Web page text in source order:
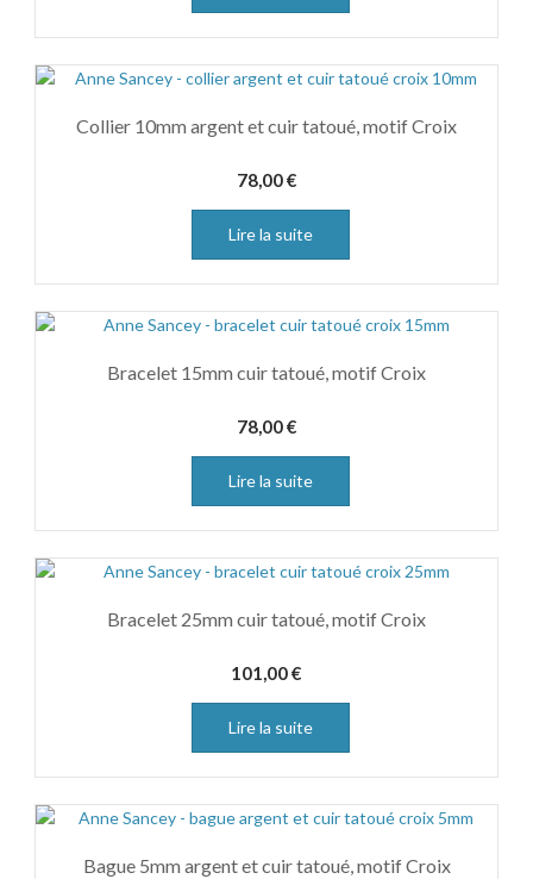
Collier 10mm argent et cuir tatoué, motif Croix
78,00€
Lire la suite
Bracelet 15mm cuir tatoué, motif Croix
78,00€
Lire la suite
Bracelet 25mm cuir tatoué, motif Croix
101,00€
Lire la suite
Bague 5mm argent et cuir tatoué, motif Croix